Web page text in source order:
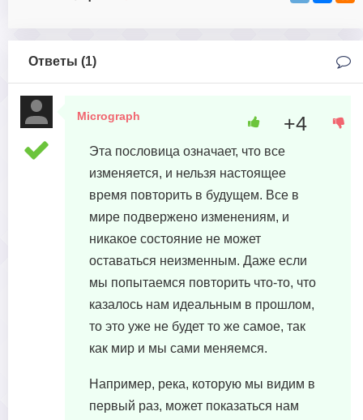
Ответы (1)
Micrograph
Эта пословица означает, что все
изменяется, и нельзя настоящее
время повторить в будущем. Все в
мире подвержено изменениям, и
никакое состояние не может
оставаться неизменным. Даже если
мы попытаемся повторить что-то, что
казалось нам идеальным в прошлом,
то это уже не будет то же самое, так
как мир и мы сами меняемся.
Например, река, которую мы видим в
первый раз, может показаться нам
+4